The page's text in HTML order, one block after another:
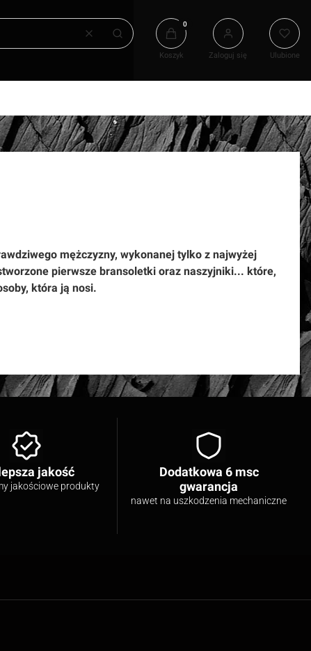
WyczyśćSzukaj
Produkty w koszyku: 0. Zobacz
Koszyk Zaloguj się Ulubione
mężczyzny, wykonanej tylko z najwyżej
pierwsze bransoletki oraz naszyjniki... które,
która ją nosi.
jakość
jakościowe produkty
Dodatkowa 6 msc
gwarancja
nawet na uszkodzenia mechaniczne